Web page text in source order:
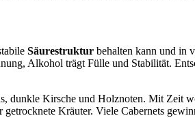
Säurestruktur behalten kann und in
Alkohol trägt Fülle und Stabilität.
dunkle Kirsche und Holznoten. Mit Zeit
Kräuter. Viele Cabernets